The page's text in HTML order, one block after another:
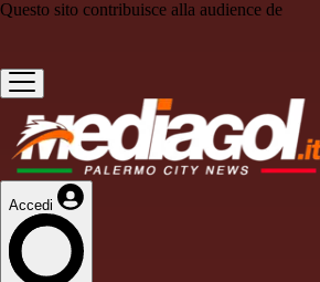
Questo sito contribuisce alla audience de
Accedi